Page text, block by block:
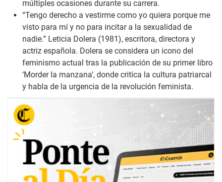
múltiples ocasiones durante su carrera.
“Tengo derecho a vestirme como yo quiera porque me
visto para mí y no para incitar a la sexualidad de
nadie.” Leticia Dolera (1981), escritora, directora y
actriz española. Dolera se considera un icono del
feminismo actual tras la publicación de su primer libro
‘Morder la manzana’, donde critica la cultura patriarcal
y habla de la urgencia de la revolución feminista.